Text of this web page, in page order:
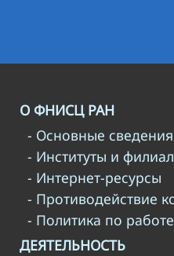
О ФНИСЦ РАН
- Основные сведения
- Институты и
- Интернет-ресурсы
- Противодействие
- Политика по
ДЕЯТЕЛЬНОСТЬ